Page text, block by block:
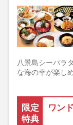
八景島シーパラ
な海の幸が楽し
限定
特典
ワン